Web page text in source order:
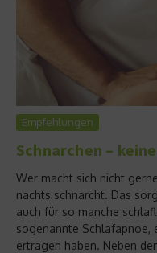
Empfehlungen
Schnarchen –
Wer macht sich nicht
nachts schnarcht. Das
auch für so manche
sogenannte Schlafapnoe,
ertragen haben. Neben